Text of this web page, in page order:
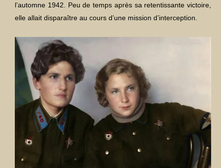
l’automne 1942. Peu de temps après sa retentissante victoire,
elle allait disparaître au cours d’une mission d’interception.